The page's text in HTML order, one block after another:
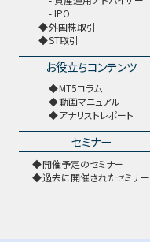
IPO
外国株取引
ST取引
お役立ちコンテンツ
MT5コラム
動画マニュアル
アナリストレポート
セミナー
開催予定のセミナー
過去に開催されたセミナー